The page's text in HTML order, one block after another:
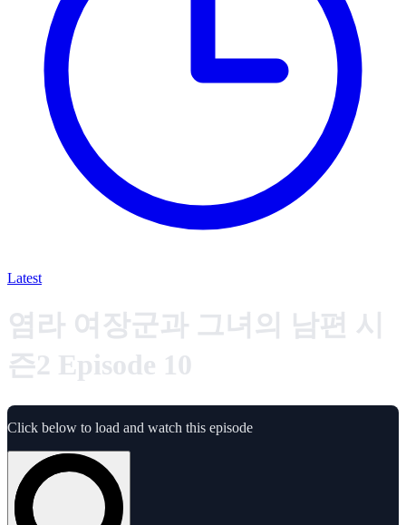
Latest
염라 여장군과 그녀의 남편 시
즌2 Episode 10
Click below to load and watch this episode